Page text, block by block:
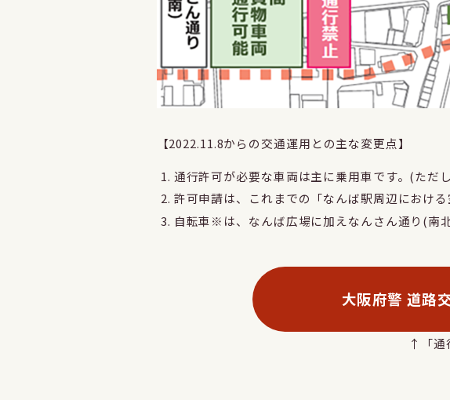
【2022.11.8からの交通運用との主な変更点】
通行許可が必要な車両は主に乗用車です。(ただ
許可申請は、これまでの「なんば駅周辺におけ
自転車※は、なんば広場に加えなんさん通り(南
大阪府警 道路
↑「通